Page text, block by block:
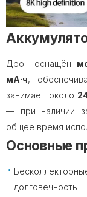
Дрон оснащён
мА·ч,
занимает около
— при наличии
общее время
Основные
долговечность